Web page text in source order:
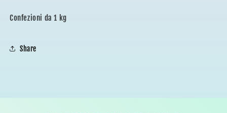
Confezioni da 1 kg
Share